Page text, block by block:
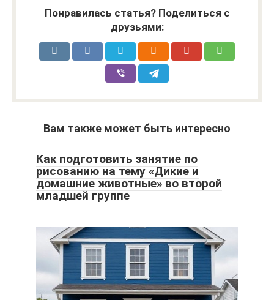
Понравилась статья? Поделиться с
друзьями:
Вам также может быть интересно
Как подготовить занятие по
рисованию на тему «Дикие и
домашние животные» во второй
младшей группе